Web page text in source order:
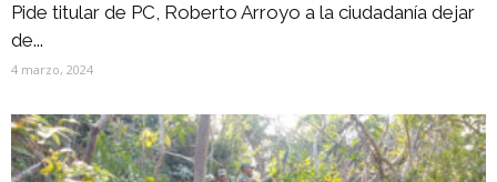
Pide titular de PC, Roberto Arroyo a la ciudadanía dejar
de...
4 marzo, 2024